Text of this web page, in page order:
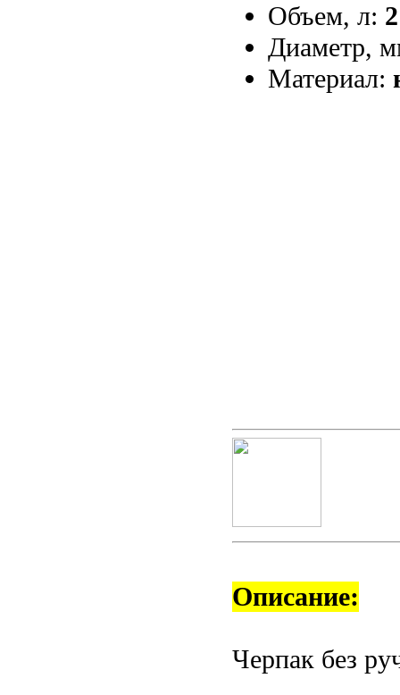
Объем, л: 2
Диаметр,
Материал:
Описание:
Черпак без